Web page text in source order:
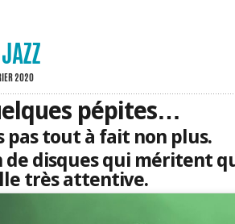
2020
pépites…
pas tout à fait non plus.
disques qui méritent
très attentive.